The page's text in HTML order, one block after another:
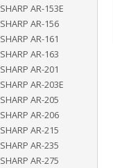
SHARP AR-153E
SHARP AR-156
SHARP AR-161
SHARP AR-163
SHARP AR-201
SHARP AR-203E
SHARP AR-205
SHARP AR-206
SHARP AR-215
SHARP AR-235
SHARP AR-275